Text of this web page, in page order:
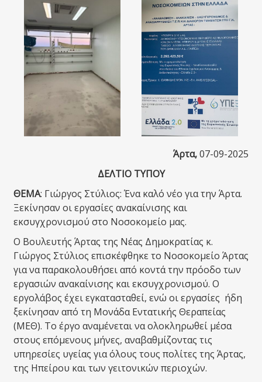
Άρτα,07-09-2025
ΔΕΛΤΙΟ ΤΥΠΟΥ
ΘΕΜΑ: Γιώργος Στύλιος: Ένα καλό νέο για την Άρτα.
Ξεκίνησαν οι εργασίες ανακαίνισης και
εκσυγχρονισμού στο Νοσοκομείο μας.
Ο Βουλευτής Άρτας της Νέας Δημοκρατίας κ.
Γιώργος Στύλιος επισκέφθηκε το Νοσοκομείο Άρτας
για να παρακολουθήσει από κοντά την πρόοδο των
εργασιών ανακαίνισης και εκσυγχρονισμού. Ο
εργολάβος έχει εγκατασταθεί, ενώ οι εργασίες ήδη
ξεκίνησαν από τη Μονάδα Εντατικής Θεραπείας
(ΜΕΘ). Το έργο αναμένεται να ολοκληρωθεί μέσα
στους επόμενους μήνες, αναβαθμίζοντας τις
υπηρεσίες υγείας για όλους τους πολίτες της Άρτας,
της Ηπείρου και των γειτονικών περιοχών.